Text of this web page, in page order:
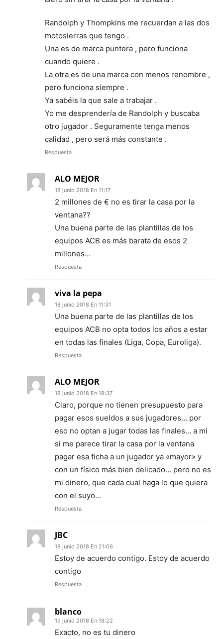
Randolph y Thompkins me recuerdan a las dos
motosierras que tengo .
Una es de marca puntera , pero funciona
cuando quiere .
La otra es de una marca con menos renombre ,
pero funciona siempre .
Ya sabéis la que sale a trabajar .
Yo me desprendería de Randolph y buscaba
otro jugador . Seguramente tenga menos
calidad , pero será más constante .
Respuesta
ALO MEJOR
18 junio 2018 En 11:17
2 millones de € no es tirar la casa por la
ventana??
Una buena parte de las plantillas de los
equipos ACB es más barata de esos 2
millones…
Respuesta
viva la pepa
18 junio 2018 En 11:31
Una buena parte de las plantillas de los
equipos ACB no opta todos los años a estar
en todas las finales (Liga, Copa, Euroliga).
Respuesta
ALO MEJOR
18 junio 2018 En 18:37
Claro, porque no tienen presupuesto para
pagar esos sueldos a sus jugadores… por
eso no optan a jugar todas las finales… a mi
si me parece tirar la casa por la ventana
pagar esa ficha a un jugador ya «mayor» y
con un físico más bien delicado… pero no es
mi dinero, que cada cual haga lo que quiera
con el suyo…
Respuesta
JBC
18 junio 2018 En 21:06
Estoy de acuerdo contigo. Estoy de acuerdo
contigo
Respuesta
blanco
19 junio 2018 En 18:22
Exacto, no es tu dinero